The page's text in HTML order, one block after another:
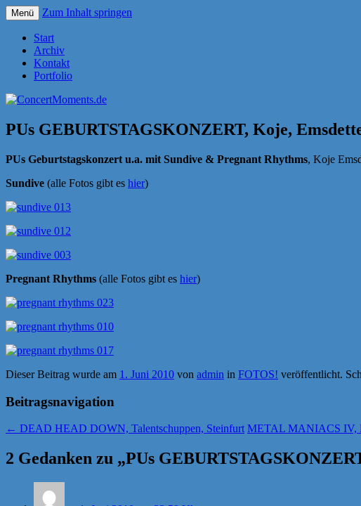
ConcertMoments.de
Menü Zum Inhalt springen
Start
Archiv
Kontakt
Portfolio
PUs GEBURTSTAGSKONZERT, Koje,
PUs Geburtstagskonzert u.a. mit Sundive & Pregnant Rhythms, Koje
Sundive (alle Fotos gibt es hier)
Pregnant Rhythms (alle Fotos gibt es hier)
Dieser Beitrag wurde am 1. Juni 2010 von admin in FOTOS! veröffentlicht.
Beitragsnavigation
← DEAD HEAD DOWN, Talentschuppen, Steinfurt METAL MANIACS IV,
2 Gedanken zu „PUs